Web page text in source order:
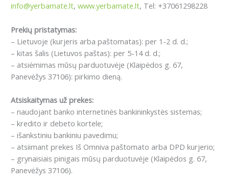
info@yerbamate.lt, www.yerbamate.lt, Tel: +37061298228
Prekių pristatymas:
– Lietuvoje (kurjeris arba paštomatas): per 1-2 d. d.;
– kitas šalis (Lietuvos paštas): per 5-14 d. d.;
– atsiėmimas mūsų parduotuvėje (Klaipėdos g. 67,
Panevėžys 37106): pirkimo dieną.
Atsiskaitymas už prekes:
– naudojant banko internetinės bankininkystės sistemas;
– kredito ir debeto kortele;
– išankstiniu bankiniu pavedimu;
– atsiimant prekes Iš Omniva paštomato arba DPD kurjerio;
– grynaisiais pinigais mūsų parduotuvėje (Klaipėdos g. 67,
Panevėžys 37106).